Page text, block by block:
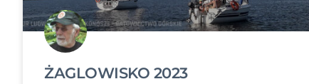
ŻAGLOWISKO 2023